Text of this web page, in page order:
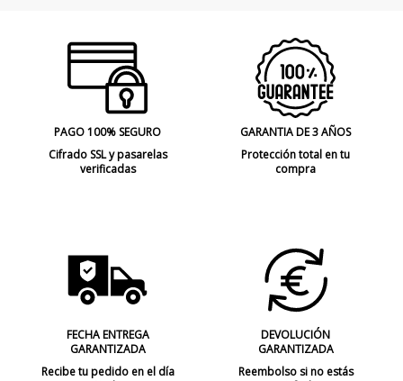
PAGO 100% SEGURO
Cifrado SSL y pasarelas
verificadas
GARANTIA DE 3 AÑOS
Protección total en tu
compra
FECHA ENTREGA
GARANTIZADA
Recibe tu pedido en el día
DEVOLUCIÓN
GARANTIZADA
Reembolso si no estás